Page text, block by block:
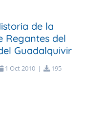
de la
Regantes del
Guadalquivir
1 Oct2010 | 195